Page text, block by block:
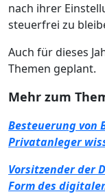
nach ihrer
steuerfrei zu
Auch für dieses
Themen geplant.
Mehr zum
Besteuerung von
Privatanleger
Vorsitzender der
Form des